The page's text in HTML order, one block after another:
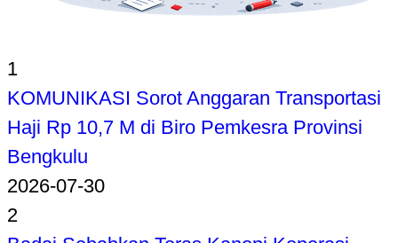
1
KOMUNIKASI Sorot Anggaran Transportasi
Haji Rp 10,7 M di Biro Pemkesra Provinsi
Bengkulu
2026-07-30
2